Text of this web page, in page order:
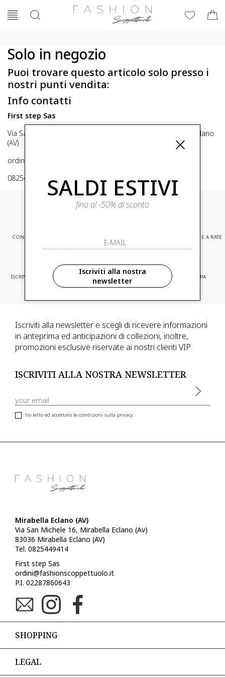
Solo in negozio
Puoi trovare questo articolo solo presso i
nostri punti vendita:
Info contatti
First step Sas
Via San Michele 16, Mirabella Eclano (Av) 83036 Mirabella Eclano
(AV)
ordini@fashionscoppettuolo.it
0825449414
CONSEGNA EXPRESS PAGAMENTI SICURI E A RATE
ISCRIVITI ED ACCEDI A PROMOZIONI
RISERVATE
CONSEGNA IN TUTTA EUROPA
Iscriviti alla newsletter e scegli di ricevere informazioni
in anteprima ed anticipazioni di collezioni, inoltre,
promozioni esclusive riservate ai nostri clienti VIP
ISCRIVITI ALLA NOSTRA NEWSLETTER
ho letto ed accettato le condizioni sulla privacy.
Mirabella Eclano (AV)
Via San Michele 16, Mirabella Eclano (Av)
83036 Mirabella Eclano (AV)
Tel. 0825449414
First step Sas
ordini@fashionscoppettuolo.it
P.I. 02287860643
SHOPPING
LEGAL
SALDI ESTIVI
fino al -50% di sconto
Iscriviti alla nostra
newsletter